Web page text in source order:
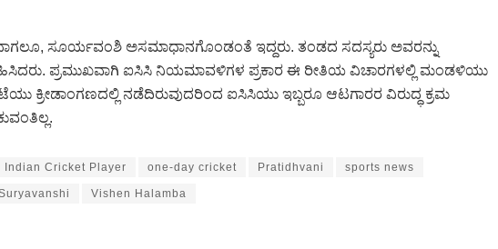
ಸೂರ್ಯವಂಶಿ ಅಸಮಾಧಾನಗೊಂಡಂತೆ ಇದ್ದರು. ತಂಡದ ಸದಸ್ಯರು ಅವರನ್ನು
ಪ್ರಮುಖವಾಗಿ ಐಸಿಸಿ ನಿಯಮಾವಳಿಗಳ ಪ್ರಕಾರ ಈ ರೀತಿಯ ವಿಚಾರಗಳಲ್ಲಿ ಮಂಡಳಿಯು
ಕ್ರೀಡಾಂಗಣದಲ್ಲಿ ನಡೆದಿರುವುದರಿಂದ ಐಸಿಸಿಯು ಇಬ್ಬರೂ ಆಟಗಾರರ ವಿರುದ್ಧ ಕ್ರಮ
Indian Cricket Player one-day cricket Pratidhvani sports news
Vishen Halamba